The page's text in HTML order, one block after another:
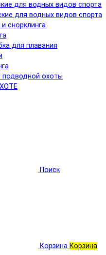
для водных видов спорта
для водных видов спорта
снорклинга
для плавания
охоты
Поиск
Корзина Корзина